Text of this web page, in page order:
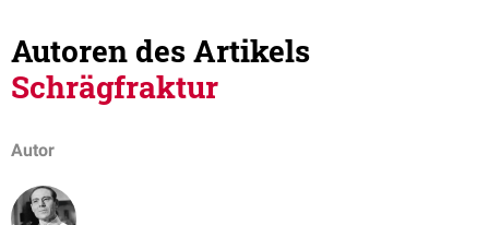
Autoren des Artikels
Schrägfraktur
Autor